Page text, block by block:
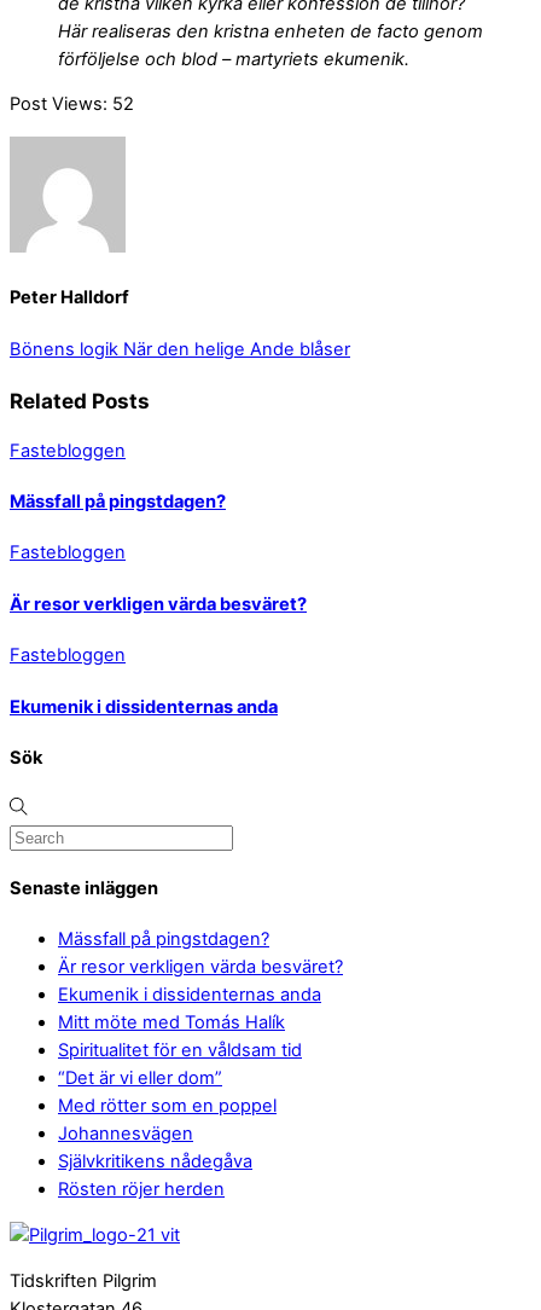
Här realiseras den kristna enheten de facto genom
förföljelse och blod – martyriets ekumenik.
Post Views: 52
Peter Halldorf
Bönens logik När den helige Ande blåser
Related Posts
Fastebloggen
Mässfall på pingstdagen?
Fastebloggen
Är resor verkligen värda besväret?
Fastebloggen
Ekumenik i dissidenternas anda
Sök
Senaste inläggen
Mässfall på pingstdagen?
Är resor verkligen värda besväret?
Ekumenik i dissidenternas anda
Mitt möte med Tomás Halík
Spiritualitet för en våldsam tid
“Det är vi eller dom”
Med rötter som en poppel
Johannesvägen
Självkritikens nådegåva
Rösten röjer herden
Tidskriften Pilgrim